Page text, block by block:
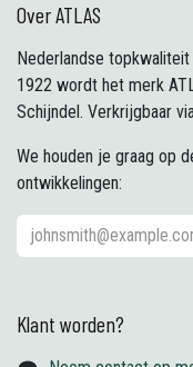
Over ATLAS
Nederlandse
1922 wordt het merk
Schijndel. Verkrijgbaar
We houden je graag op
ontwikkelingen:
Klant worden?